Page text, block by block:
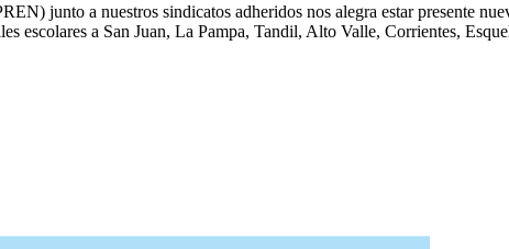
junto a nuestros sindicatos adheridos nos alegra estar presente
escolares a San Juan, La Pampa, Tandil, Alto Valle, Corrientes,